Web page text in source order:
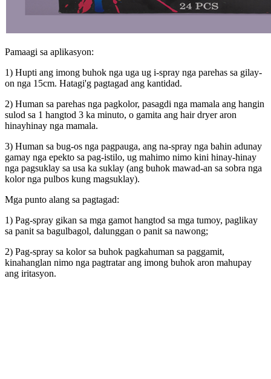
Pamaagi sa aplikasyon:
1) Hupti ang imong buhok nga uga ug i-spray nga parehas sa gilay-
on nga 15cm. Hatagi'g pagtagad ang kantidad.
2) Human sa parehas nga pagkolor, pasagdi nga mamala ang hangin
sulod sa 1 hangtod 3 ka minuto, o gamita ang hair dryer aron
hinayhinay nga mamala.
3) Human sa bug-os nga pagpauga, ang na-spray nga bahin adunay
gamay nga epekto sa pag-istilo, ug mahimo nimo kini hinay-hinay
nga pagsuklay sa usa ka suklay (ang buhok mawad-an sa sobra nga
kolor nga pulbos kung magsuklay).
Mga punto alang sa pagtagad:
1) Pag-spray gikan sa mga gamot hangtod sa mga tumoy, paglikay
sa panit sa bagulbagol, dalunggan o panit sa nawong;
2) Pag-spray sa kolor sa buhok pagkahuman sa paggamit,
kinahanglan nimo nga pagtratar ang imong buhok aron mahupay
ang iritasyon.